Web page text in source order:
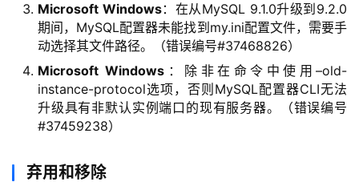
Microsoft Windows：在从MySQL 9.1.0升级到9.2.0
期间，MySQL配置器未能找到my.ini配置文件，需要手
动选择其文件路径。（错误编号#37468826）
Microsoft Windows ：除非在命令中使用–old-
instance-protocol选项，否则MySQL配置器CLI无法
升级具有非默认实例端口的现有服务器。（错误编号
#37459238）
弃用和移除